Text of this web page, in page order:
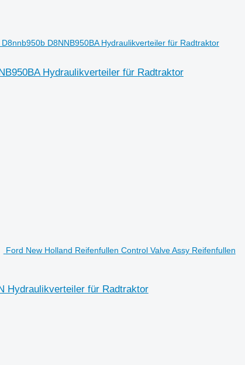
D8NNB950BA Hydraulikverteiler für Radtraktor
Hydraulikverteiler für Radtraktor
Ford New Holland Reifenfullen Control Valve Assy Reifenfullen
Hydraulikverteiler für Radtraktor